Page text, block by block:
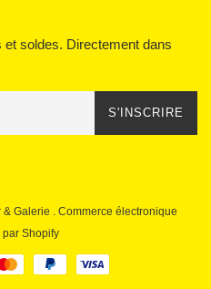
soldes. Directement dans
S'INSCRIRE
& Galerie . Commerce électronique
Shopify
Icônes